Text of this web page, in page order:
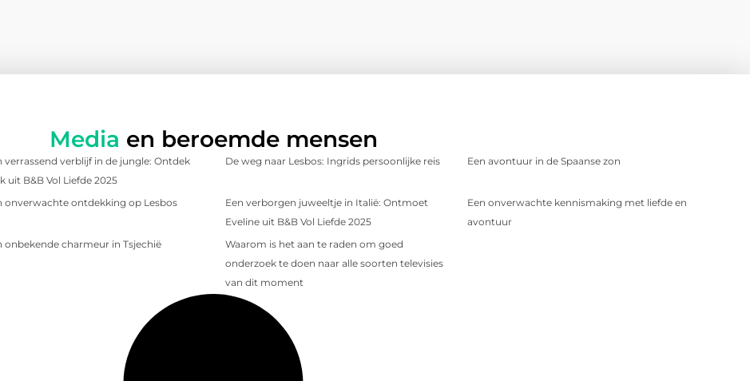
Media en beroemde mensen
verrassend verblijf in de jungle: Ontdek
uit B&B Vol Liefde 2025
De weg naar Lesbos: Ingrids persoonlijke reis Een avontuur in de Spaanse zon
onverwachte ontdekking op Lesbos
Een verborgen juweeltje in Italië: Ontmoet
Eveline uit B&B Vol Liefde 2025
Een onverwachte kennismaking met liefde en
avontuur
onbekende charmeur in Tsjechië
Waarom is het aan te raden om goed
onderzoek te doen naar alle soorten televisies
van dit moment